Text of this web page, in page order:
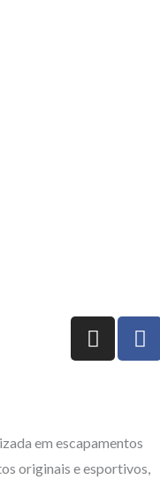
I
n
g
F
a
o
em escapamentos
originais e esportivos,